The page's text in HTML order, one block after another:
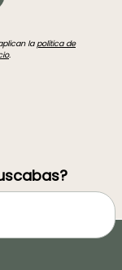
lapolítica de
.